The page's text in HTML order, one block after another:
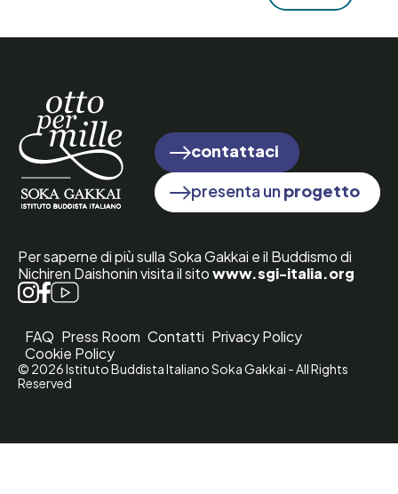
contattaci
presenta un progetto
Per saperne di più sulla Soka Gakkai e il Buddismo di
Nichiren Daishonin visita il sitowww.sgi-italia.org
© 2026 Istituto Buddista Italiano Soka Gakkai - All Rights
Reserved
FAQ Press Room Contatti Privacy Policy
Cookie Policy